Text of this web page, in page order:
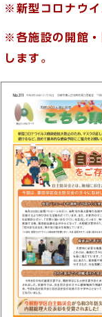
※新型コロナウイ
※各施設の開館・
します。